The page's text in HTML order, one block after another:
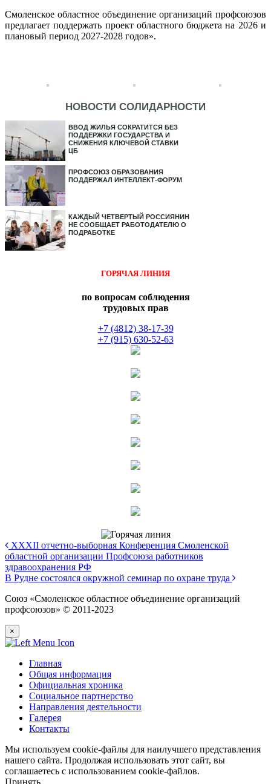
Смоленское областное объединение организаций профсоюзов
предлагает поддержать проект областного бюджета на 2026 и
плановый период 2027-2028 годов».
НОВОСТИ СОЛИДАРНОСТИ
ВВОД ЖИЛЬЯ СОКРАТИТСЯ БЕЗ
ПОДДЕРЖКИ ГОСУДАРСТВА И
СНИЖЕНИЯ КЛЮЧЕВОЙ СТАВКИ
ЦБ
ПРОФСОЮЗ ОБРАЗОВАНИЯ
ПОДДЕРЖАЛ ИНТЕЛЛЕКТ-ФОРУМ
КАЖДЫЙ ЧЕТВЕРТЫЙ РОССИЯНИН
НЕ СООБЩАЕТ РАБОТОДАТЕЛЮ О
ПОДРАБОТКЕ
ГОРЯЧАЯ ЛИНИЯ
по вопросам соблюдения
трудовых прав
+7 (4812) 38-17-39
+7 (915) 630-52-63
XXXII отчетно-выборная Конференция Смоленской
областной организации Профсоюза работников
здравоохранения РФ
В Рудне состоялся окружной семинар по охране труда
Союз «Смоленское областное объединение организаций
профсоюзов» © 2011-2023
×
Главная
Общая информация
Официальная хроника
Социальное партнерство
Направления деятельности
Галерея
Контакты
Мы используем cookie-файлы для наилучшего представления
нашего сайта. Продолжая использовать этот сайт, вы
соглашаетесь с использованием cookie-файлов.
Принять